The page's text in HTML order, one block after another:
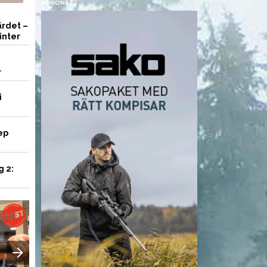
–
2:
UTRUSTNING
ANNONS